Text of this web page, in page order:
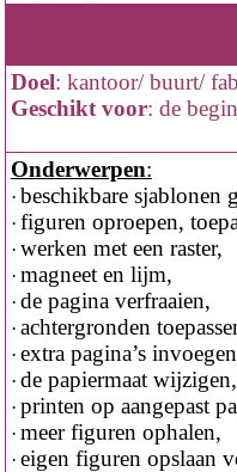
Doel: kantoor/ buurt/
Geschikt voor: de
Onderwerpen:
· beschikbare
· figuren oproepen,
· werken met een raster,
· magneet en lijm,
· de pagina verfraaien,
· achtergronden
· extra pagina’s
· de papiermaat wijzigen,
· printen op aangepast
· meer figuren ophalen,
· eigen figuren opslaan